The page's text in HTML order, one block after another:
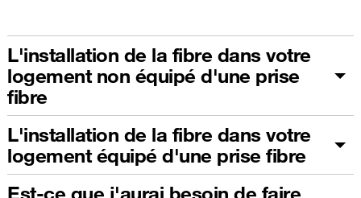
L'installation de la fibre dans votre
logement non équipé d'une prise
fibre
L'installation de la fibre dans votre
logement équipé d'une prise fibre
Est-ce que j'aurai besoin de faire